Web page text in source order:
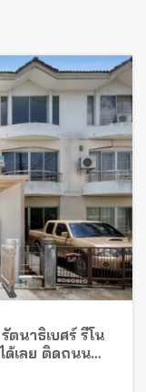
นาธิเบศร์ รีโน
ด้เลย ติดถนน